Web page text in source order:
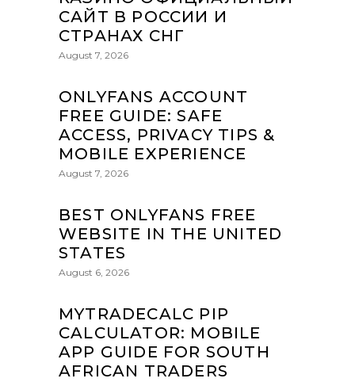
САЙТ В РОССИИ И
СТРАНАХ СНГ
August 7, 2026
ONLYFANS ACCOUNT
FREE GUIDE: SAFE
ACCESS, PRIVACY TIPS &
MOBILE EXPERIENCE
August 7, 2026
BEST ONLYFANS FREE
WEBSITE IN THE UNITED
STATES
August 6, 2026
MYTRADECALC PIP
CALCULATOR: MOBILE
APP GUIDE FOR SOUTH
AFRICAN TRADERS